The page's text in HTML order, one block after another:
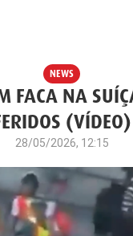
NEWS
FACA NA
(VÍDEO)
28/05/2026, 12:15